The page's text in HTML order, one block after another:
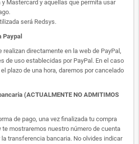
Mastercard y aquellas que permita usar
será Redsys.
Paypal
realizan directamente en la web de PayPal,
de uso establecidas por PayPal. En el caso
plazo de una hora, daremos por cancelado
(ACTUALMENTE NO ADMITIMOS
de pago, una vez finalizada tu compra
mostraremos nuestro número de cuenta
la transferencia bancaria. No olvides indicar